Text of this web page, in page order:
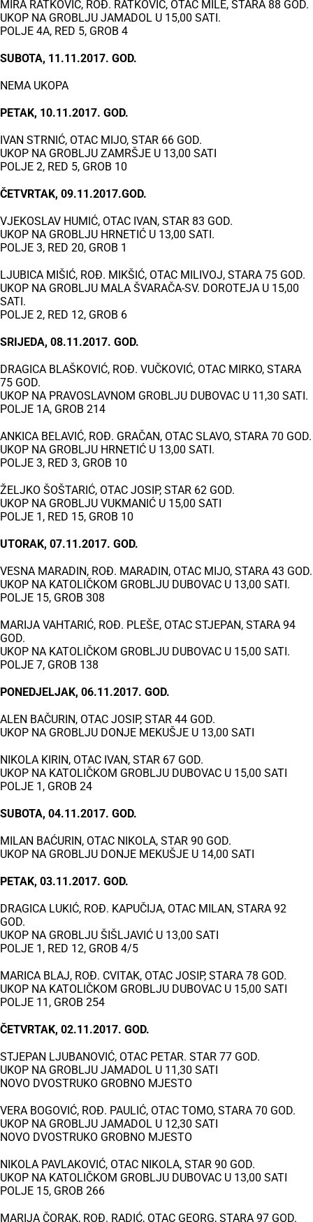
MIRA RATKOVIĆ, ROĐ. RATKOVIĆ, OTAC MILE, STARA 88 GOD.
UKOP NA GROBLJU JAMADOL U 15,00 SATI.
POLJE 4A, RED 5, GROB 4
SUBOTA, 11.11.2017. GOD.
NEMA UKOPA
PETAK, 10.11.2017. GOD.
IVAN STRNIĆ, OTAC MIJO, STAR 66 GOD.
UKOP NA GROBLJU ZAMRŠJE U 13,00 SATI
POLJE 2, RED 5, GROB 10
ČETVRTAK, 09.11.2017.GOD.
VJEKOSLAV HUMIĆ, OTAC IVAN, STAR 83 GOD.
UKOP NA GROBLJU HRNETIĆ U 13,00 SATI.
POLJE 3, RED 20, GROB 1
LJUBICA MIŠIĆ, ROĐ. MIKŠIĆ, OTAC MILIVOJ, STARA 75 GOD.
UKOP NA GROBLJU MALA ŠVARAČA-SV. DOROTEJA U 15,00
SATI.
POLJE 2, RED 12, GROB 6
SRIJEDA, 08.11.2017. GOD.
DRAGICA BLAŠKOVIĆ, ROĐ. VUČKOVIĆ, OTAC MIRKO, STARA
75 GOD.
UKOP NA PRAVOSLAVNOM GROBLJU DUBOVAC U 11,30 SATI.
POLJE 1A, GROB 214
ANKICA BELAVIĆ, ROĐ. GRAČAN, OTAC SLAVO, STARA 70 GOD.
UKOP NA GROBLJU HRNETIĆ U 13,00 SATI.
POLJE 3, RED 3, GROB 10
ŽELJKO ŠOŠTARIĆ, OTAC JOSIP, STAR 62 GOD.
UKOP NA GROBLJU VUKMANIĆ U 15,00 SATI
POLJE 1, RED 15, GROB 10
UTORAK, 07.11.2017. GOD.
VESNA MARADIN, ROĐ. MARADIN, OTAC MIJO, STARA 43 GOD.
UKOP NA KATOLIČKOM GROBLJU DUBOVAC U 13,00 SATI.
POLJE 15, GROB 308
MARIJA VAHTARIĆ, ROĐ. PLEŠE, OTAC STJEPAN, STARA 94
GOD.
UKOP NA KATOLIČKOM GROBLJU DUBOVAC U 15,00 SATI.
POLJE 7, GROB 138
PONEDJELJAK, 06.11.2017. GOD.
ALEN BAČURIN, OTAC JOSIP, STAR 44 GOD.
UKOP NA GROBLJU DONJE MEKUŠJE U 13,00 SATI
NIKOLA KIRIN, OTAC IVAN, STAR 67 GOD.
UKOP NA KATOLIČKOM GROBLJU DUBOVAC U 15,00 SATI
POLJE 1, GROB 24
SUBOTA, 04.11.2017. GOD.
MILAN BAĆURIN, OTAC NIKOLA, STAR 90 GOD.
UKOP NA GROBLJU DONJE MEKUŠJE U 14,00 SATI
PETAK, 03.11.2017. GOD.
DRAGICA LUKIĆ, ROĐ. KAPUČIJA, OTAC MILAN, STARA 92
GOD.
UKOP NA GROBLJU ŠIŠLJAVIĆ U 13,00 SATI
POLJE 1, RED 12, GROB 4/5
MARICA BLAJ, ROĐ. CVITAK, OTAC JOSIP, STARA 78 GOD.
UKOP NA KATOLIČKOM GROBLJU DUBOVAC U 15,00 SATI
POLJE 11, GROB 254
ČETVRTAK, 02.11.2017. GOD.
STJEPAN LJUBANOVIĆ, OTAC PETAR. STAR 77 GOD.
UKOP NA GROBLJU JAMADOL U 11,30 SATI
NOVO DVOSTRUKO GROBNO MJESTO
VERA BOGOVIĆ, ROĐ. PAULIĆ, OTAC TOMO, STARA 70 GOD.
UKOP NA GROBLJU JAMADOL U 12,30 SATI
NOVO DVOSTRUKO GROBNO MJESTO
NIKOLA PAVLAKOVIĆ, OTAC NIKOLA, STAR 90 GOD.
UKOP NA KATOLIČKOM GROBLJU DUBOVAC U 13,00 SATI
POLJE 15, GROB 266
MARIJA ČORAK, ROĐ. RADIĆ, OTAC GEORG, STARA 97 GOD.